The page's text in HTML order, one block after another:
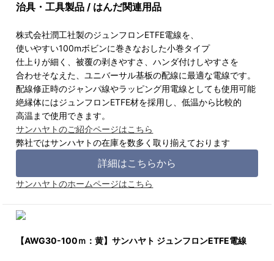
治具・工具製品 / はんだ関連用品
株式会社潤工社製のジュンフロンETFE電線を、
使いやすい100mボビンに巻きなおした小巻タイプ
仕上りが細く、被覆の剥きやすさ、ハンダ付けしやすさを
合わせそなえた、ユニバーサル基板の配線に最適な電線です。
配線修正時のジャンパ線やラッピング用電線としても使用可能
絶縁体にはジュンフロンETFE材を採用し、低温から比較的
高温まで使用できます。
サンハヤトのご紹介ページはこちら
弊社ではサンハヤトの在庫を数多く取り揃えております
詳細はこちらから
サンハヤトのホームページはこちら
【AWG30-100ｍ：黄】サンハヤト ジュンフロンETFE電線